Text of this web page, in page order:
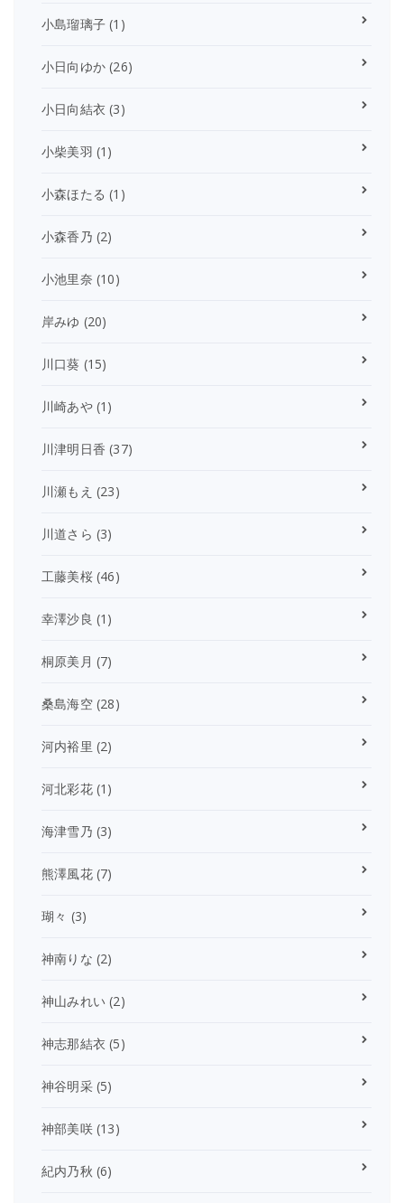
小島瑠璃子 (1)
小日向ゆか (26)
小日向結衣 (3)
小柴美羽 (1)
小森ほたる (1)
小森香乃 (2)
小池里奈 (10)
岸みゆ (20)
川口葵 (15)
川崎あや(1)
川津明日香 (37)
川瀬もえ (23)
川道さら (3)
工藤美桜(46)
幸澤沙良 (1)
桐原美月 (7)
桑島海空(28)
河内裕里 (2)
河北彩花(1)
海津雪乃 (3)
熊澤風花(7)
瑚々 (3)
神南りな (2)
神山みれい (2)
神志那結衣 (5)
神谷明采(5)
神部美咲(13)
紀内乃秋 (6)